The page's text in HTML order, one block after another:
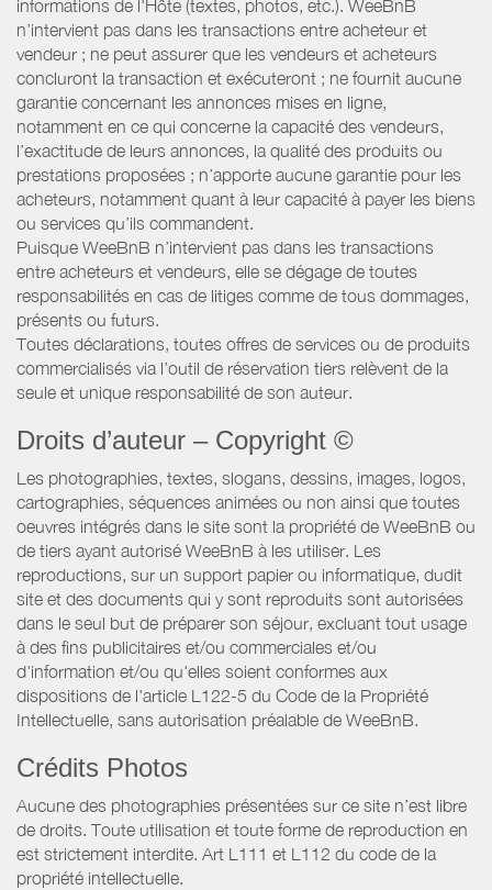
informations de l'Hôte (textes, photos, etc.). WeeBnB
n’intervient pas dans les transactions entre acheteur et
vendeur ; ne peut assurer que les vendeurs et acheteurs
concluront la transaction et exécuteront ; ne fournit aucune
garantie concernant les annonces mises en ligne,
notamment en ce qui concerne la capacité des vendeurs,
l’exactitude de leurs annonces, la qualité des produits ou
prestations proposées ; n’apporte aucune garantie pour les
acheteurs, notamment quant à leur capacité à payer les biens
ou services qu’ils commandent.
Puisque WeeBnB n’intervient pas dans les transactions
entre acheteurs et vendeurs, elle se dégage de toutes
responsabilités en cas de litiges comme de tous dommages,
présents ou futurs.
Toutes déclarations, toutes offres de services ou de produits
commercialisés via l’outil de réservation tiers relèvent de la
seule et unique responsabilité de son auteur.
Droits d’auteur – Copyright ©
Les photographies, textes, slogans, dessins, images, logos,
cartographies, séquences animées ou non ainsi que toutes
oeuvres intégrés dans le site sont la propriété de WeeBnB ou
de tiers ayant autorisé WeeBnB à les utiliser. Les
reproductions, sur un support papier ou informatique, dudit
site et des documents qui y sont reproduits sont autorisées
dans le seul but de préparer son séjour, excluant tout usage
à des fins publicitaires et/ou commerciales et/ou
d'information et/ou qu'elles soient conformes aux
dispositions de l'article L122-5 du Code de la Propriété
Intellectuelle, sans autorisation préalable de WeeBnB.
Crédits Photos
Aucune des photographies présentées sur ce site n’est libre
de droits. Toute utilisation et toute forme de reproduction en
est strictement interdite. Art L111 et L112 du code de la
propriété intellectuelle.